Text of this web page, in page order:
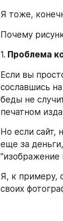
Я тоже,
Почему
1. Проблема
Если вы
сославшись
беды не
печатном
Но если сайт,
еще за
"изображение
Я, к примеру,
своих